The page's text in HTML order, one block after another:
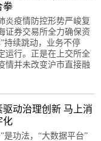
拳
炎疫情防控形势严峻复
证券交易所全力确保资
持续跳动，业务不停
运行。正是在上交所全
情并未改变沪市直接融
驱动治理创新 马上消
化
是功法，“大数据平台”